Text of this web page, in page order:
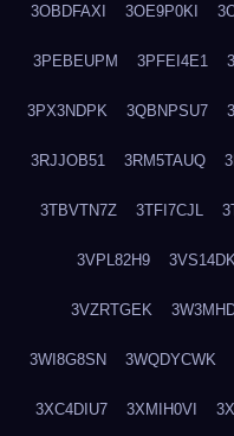
3OBDFAXI 3OE9P0KI
3PEBEUPM 3PFEI4E1
3PX3NDPK 3QBNPSU7
3RJJOB51 3RM5TAUQ
3TBVTN7Z 3TFI7CJL
3VPL82H9
3VZRTGEK
3WI8G8SN 3WQDYCWK
3XC4DIU7 3XMIH0VI